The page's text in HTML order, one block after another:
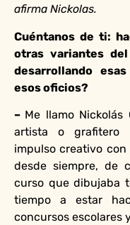
afirma Nickolas.
Cuéntanos de ti:
otras variantes
desarrollando
esos oficios?
– Me llamo Nickolás
artista o grafitero
impulso creativo
desde siempre, de
curso que dibujaba
tiempo a estar
concursos escolares